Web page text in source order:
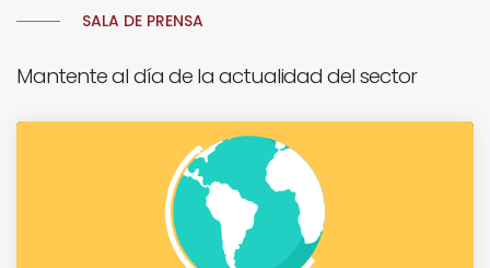
SALA DE PRENSA
Mantente al día de la actualidad del sector